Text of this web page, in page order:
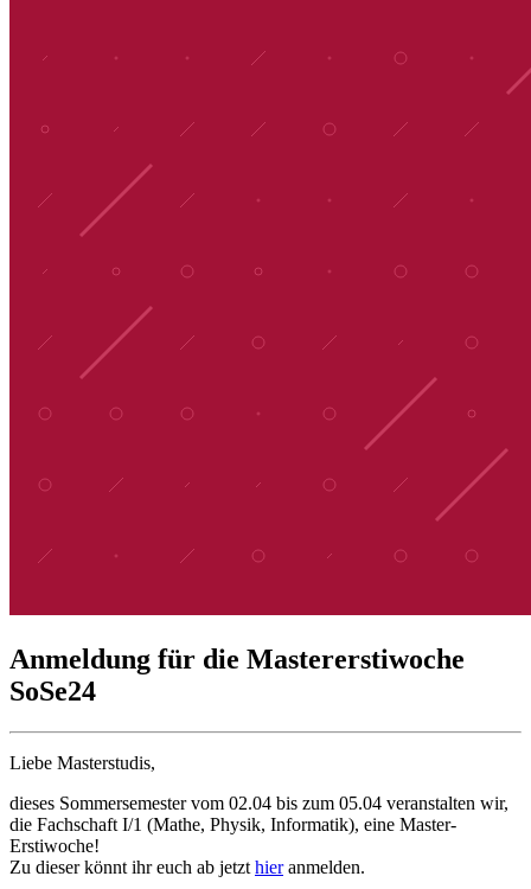
Anmeldung für die Mastererstiwoche
SoSe24
Liebe Masterstudis,
dieses Sommersemester vom 02.04 bis zum 05.04 veranstalten wir,
die Fachschaft I/1 (Mathe, Physik, Informatik), eine Master-
Erstiwoche!
Zu dieser könnt ihr euch ab jetzt hieranmelden.